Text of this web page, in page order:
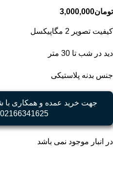
تومان3,000,000
کیفیت تصویر 2 مگاپیکسل
دید در شب تا 30 متر
جنس بدنه پلاستیکی
02166341625 تماس بگیرید
در انبار موجود نمی باشد